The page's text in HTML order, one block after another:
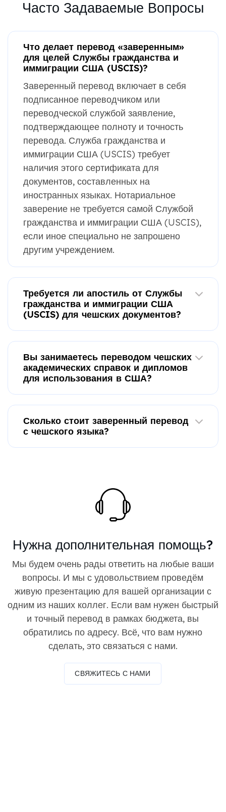
Часто Задаваемые Вопросы
Что делает перевод «заверенным»
для целей Службы гражданства и
иммиграции США (USCIS)?
Заверенный перевод включает в себя
подписанное переводчиком или
переводческой службой заявление,
подтверждающее полноту и точность
перевода. Служба гражданства и
иммиграции США (USCIS) требует
наличия этого сертификата для
документов, составленных на
иностранных языках. Нотариальное
заверение не требуется самой Службой
гражданства и иммиграции США (USCIS),
если иное специально не запрошено
другим учреждением.
Требуется ли апостиль от Службы
гражданства и иммиграции США
(USCIS) для чешских документов?
Вы занимаетесь переводом чешских
академических справок и дипломов
для использования в США?
Сколько стоит заверенный перевод
с чешского языка?
Нужна дополнительная помощь?
Мы будем очень рады ответить на любые ваши
вопросы. И мы с удовольствием проведём
живую презентацию для вашей организации с
одним из наших коллег. Если вам нужен быстрый
и точный перевод в рамках бюджета, вы
обратились по адресу. Всё, что вам нужно
сделать, это связаться с нами.
СВЯЖИТЕСЬ С НАМИ